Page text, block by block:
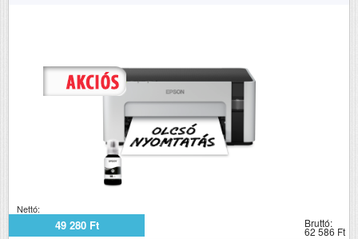
Nettó:
49 280 Ft Bruttó:
62 586 Ft